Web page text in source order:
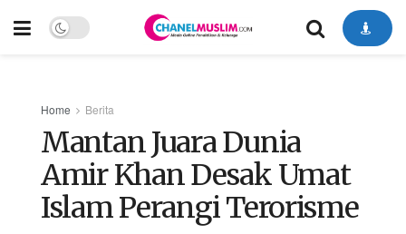
Home Berita
Mantan Juara Dunia
Amir Khan Desak Umat
Islam Perangi Terorisme